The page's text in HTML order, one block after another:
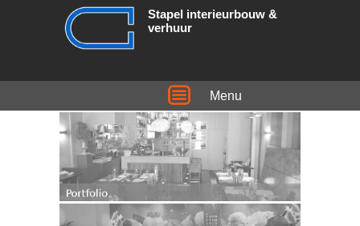
Stapel interieurbouw &
verhuur
Menu